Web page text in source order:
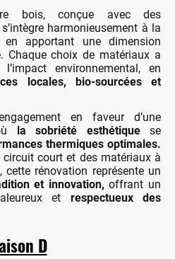
bois, conçue avec des
harmonieusement à la
apportant une dimension
Chaque choix de matériaux a
environnemental, en
locales, bio-sourcées et
en faveur d’une
la sobriété esthétiquese
thermiques optimales.
circuit court et des matériaux à
rénovation représente un
et innovation,offrant un
et respectueux des
D